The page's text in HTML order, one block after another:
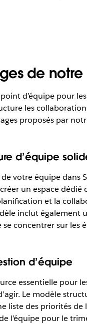
de
d’équipe pour
les
proposés par
d’équipe
votre équipe dans
un espace
et la
inclut également
concentrer sur les
d’équipe
essentielle pour
Le modèle
liste des priorités
l’équipe pour le